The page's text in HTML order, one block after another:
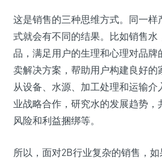
这是销售的三种思维方式。同一样
式就会有不同的结果。比如销售水
品，满足用户的生理和心理对品牌
卖解决方案，帮助用户构建良好的
从设备、水源、加工处理和运输
业战略合作，研究水的发展趋势，
风险和利益捆绑等。
所以，面对2B行业复杂的销售，